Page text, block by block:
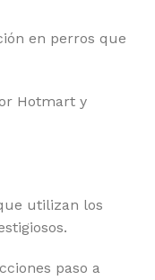
en perros que
Hotmart y
utilizan los
paso a